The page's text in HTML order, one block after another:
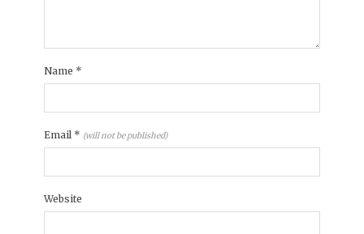
Name *
Email * (will not be published)
Website